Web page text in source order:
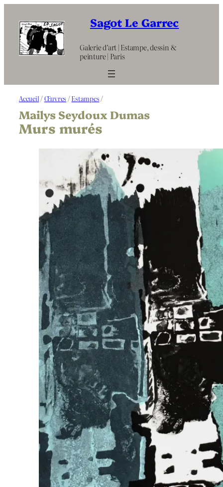
contenu
Sagot Le Garrec
Galerie d’art | Estampe, dessin &
peinture | Paris
Accueil /Œuvres /Estampes /
Mailys Seydoux Dumas
Murs murés